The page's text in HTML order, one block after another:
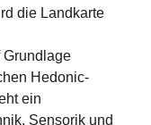
die Landkarte
Grundlage
Hedonic-
ein
Sensorik und